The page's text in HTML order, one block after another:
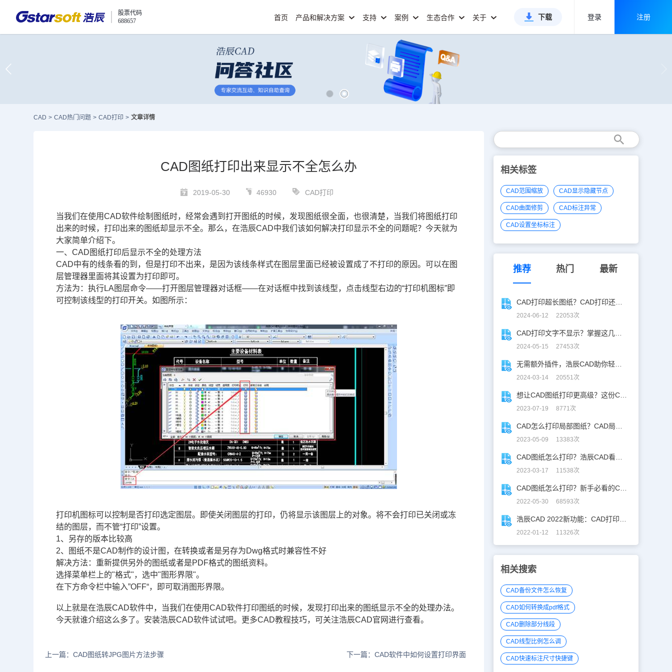
股票代码
688657
首页 产品和解决方案 支持 案例 生态合作 关于 下载 登录 注册
CAD > CAD热门问题 > CAD打印 > 文章详情
CAD图纸打印出来显示不全怎么办
2019-05-30 46930 CAD打印
当我们在使用CAD软件绘制图纸时，经常会遇到打开图纸的时候，发现图纸很全面，也很清楚，当我们将图纸打印
出来的时候，打印出来的图纸却显示不全。那么，在浩辰CAD中我们该如何解决打印显示不全的问题呢？今天就为
大家简单介绍下。
一、CAD图纸打印后显示不全的处理方法
CAD中有的线条看的到，但是打印不出来，是因为该线条样式在图层里面已经被设置成了不打印的原因。可以在图
层管理器里面将其设置为打印即可。
方法为：执行LA图层命令——打开图层管理器对话框——在对话框中找到该线型，点击线型右边的“打印机图标”即
可控制该线型的打印开关。如图所示：
打印机图标可以控制是否打印选定图层。即使关闭图层的打印，仍将显示该图层上的对象。将不会打印已关闭或冻
结的图层，而不管“打印”设置。
1、另存的版本比较高
2、图纸不是CAD制作的设计图，在转换或者是另存为Dwg格式时兼容性不好
解决方法：重新提供另外的图纸或者是PDF格式的图纸资料。
选择菜单栏上的"格式"，选中"图形界限"。
在下方命令栏中输入”OFF“，即可取消图形界限。
以上就是在浩辰CAD软件中，当我们在使用CAD软件打印图纸的时候，发现打印出来的图纸显示不全的处理办法。
今天就谁介绍这么多了。安装浩辰CAD软件试试吧。更多CAD教程技巧，可关注浩辰CAD官网进行查看。
上一篇：CAD图纸转JPG图片方法步骤 下一篇：CAD软件中如何设置打印界面
相关标签
CAD范围缩放 CAD显示隐藏节点
CAD曲面修剪 CAD标注异常
CAD设置坐标标注
推荐 热门 最新
2024-06-12 22053次
2024-05-15 27453次
2024-03-14 20551次
2023-07-19 8771次
2023-05-09 13383次
2023-03-17 11538次
2022-05-30 68593次
2022-01-12 11326次
相关搜索
CAD备份文件怎么恢复
CAD如何转换成pdf格式
CAD删除部分线段
CAD线型比例怎么调
CAD快速标注尺寸快捷键